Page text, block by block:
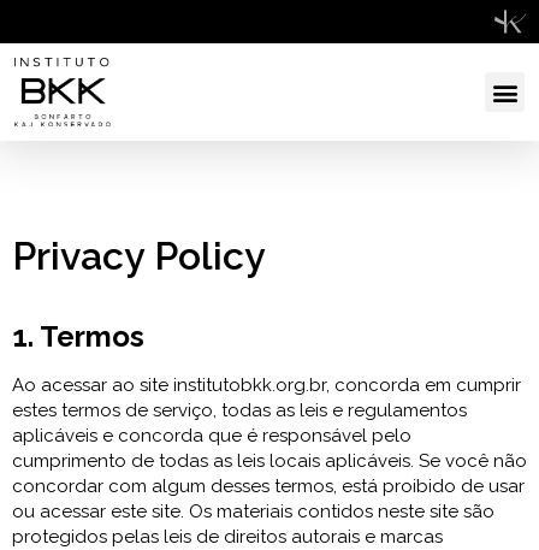
Privacy Policy
1. Termos
Ao acessar ao site institutobkk.org.br, concorda em cumprir
estes termos de serviço, todas as leis e regulamentos
aplicáveis e concorda que é responsável pelo
cumprimento de todas as leis locais aplicáveis. Se você não
concordar com algum desses termos, está proibido de usar
ou acessar este site. Os materiais contidos neste site são
protegidos pelas leis de direitos autorais e marcas